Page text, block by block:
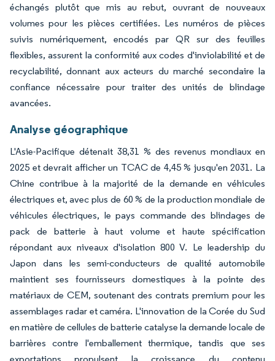
échangés plutôt que mis au rebut, ouvrant de nouveaux
volumes pour les pièces certifiées. Les numéros de pièces
suivis numériquement, encodés par QR sur des feuilles
flexibles, assurent la conformité aux codes d'inviolabilité et de
recyclabilité, donnant aux acteurs du marché secondaire la
confiance nécessaire pour traiter des unités de blindage
avancées.
Analyse géographique
L'Asie-Pacifique détenait 38,31 % des revenus mondiaux en
2025 et devrait afficher un TCAC de 4,45 % jusqu'en 2031. La
Chine contribue à la majorité de la demande en véhicules
électriques et, avec plus de 60 % de la production mondiale de
véhicules électriques, le pays commande des blindages de
pack de batterie à haut volume et haute spécification
répondant aux niveaux d'isolation 800 V. Le leadership du
Japon dans les semi-conducteurs de qualité automobile
maintient ses fournisseurs domestiques à la pointe des
matériaux de CEM, soutenant des contrats premium pour les
assemblages radar et caméra. L'innovation de la Corée du Sud
en matière de cellules de batterie catalyse la demande locale de
barrières contre l'emballement thermique, tandis que ses